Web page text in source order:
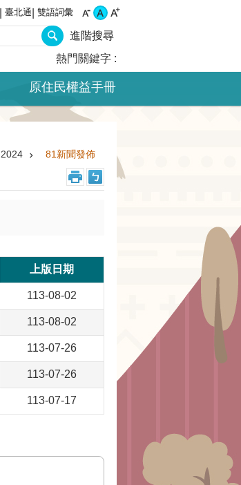
臺北通 雙語詞彙
進階搜尋
熱門關鍵字
原住民權益手冊
2024 81新聞發佈
上版日期
113-08-02
113-08-02
113-07-26
113-07-26
113-07-17